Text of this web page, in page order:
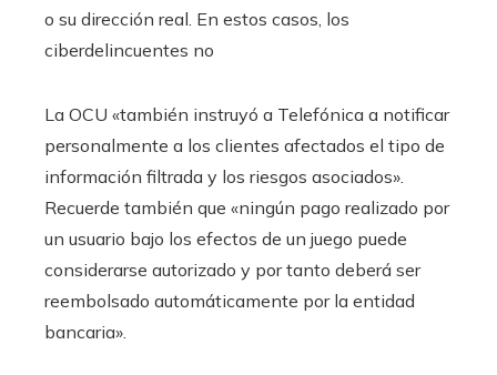
o su dirección real. En estos casos, los
ciberdelincuentes no
La OCU «también instruyó a Telefónica a notificar
personalmente a los clientes afectados el tipo de
información filtrada y los riesgos asociados».
Recuerde también que «ningún pago realizado por
un usuario bajo los efectos de un juego puede
considerarse autorizado y por tanto deberá ser
reembolsado automáticamente por la entidad
bancaria».